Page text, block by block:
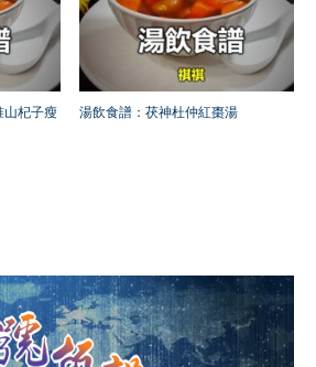
山杞子瘦
湯飲食譜：茯神杜仲紅棗湯